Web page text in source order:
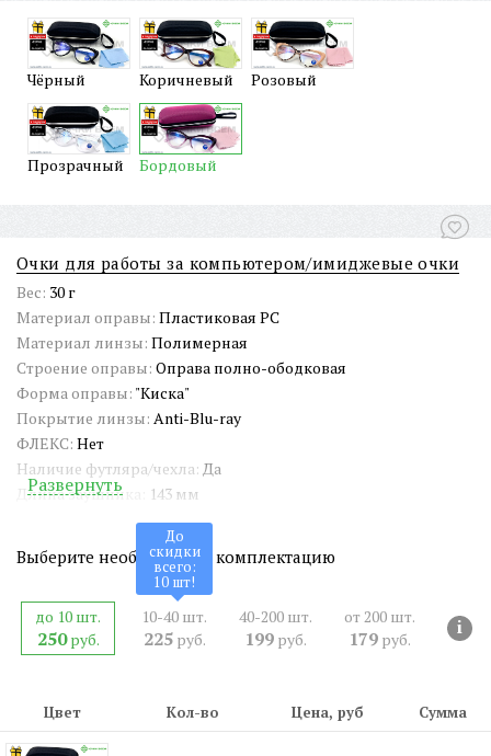
Чёрный Коричневый Розовый
Прозрачный Бордовый
Очки для работы за компьютером/имиджевые очки
Вес: 30 г
Материал оправы: Пластиковая PC
Материал линзы: Полимерная
Строение оправы: Оправа полно-ободковая
Форма оправы: "Киска"
Покрытие линзы: Anti-Blu-ray
ФЛЕКС: Нет
Наличие футляра/чехла: Да
Длина заушника:
143 мм
Ширина окуляра:54 мм
Ширина переносицы:17 мм
Страна происхождения:
Китай
AC28026
СЕРТИФИКАТ:
РОСС CN.АМ05.Н15839
Двойная перекладина:Нет
Развернуть
Выберите необходимую комплектацию
до 10 шт.
250руб.
10-40 шт.
225руб.
До
скидки
всего:
10 шт!
40-200 шт.
199руб.
от 200 шт.
179руб.
i
Цвет Кол-во Цена, руб Сумма